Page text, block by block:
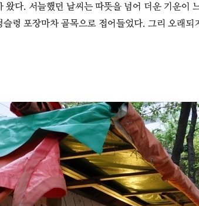
왔다. 서늘했던 날씨는 따뜻을 넘어 더운 기운이
렁 포장마차 골목으로 접어들었다. 그리 오래